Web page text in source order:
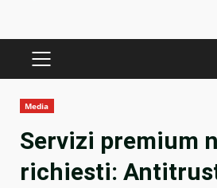
PRIMARY
Media
Servizi premium
richiesti: